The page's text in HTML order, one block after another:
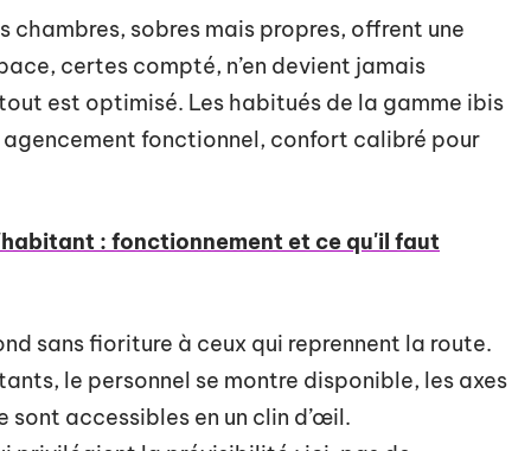
sobres mais propres, offrent une
certes compté, n’en devient jamais
est optimisé. Les habitués de la gamme ibis
fonctionnel, confort calibré pour
: fonctionnement et ce qu'il faut
sans fioriture à ceux qui reprennent la route.
le personnel se montre disponible, les axes
accessibles en un clin d’œil.